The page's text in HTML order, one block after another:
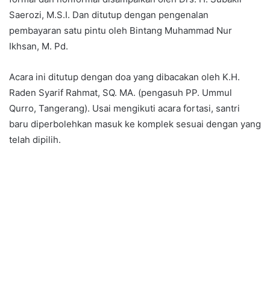
Saerozi, M.S.I. Dan ditutup dengan pengenalan
pembayaran satu pintu oleh Bintang Muhammad Nur
Ikhsan, M. Pd.
Acara ini ditutup dengan doa yang dibacakan oleh K.H.
Raden Syarif Rahmat, SQ. MA. (pengasuh PP. Ummul
Qurro, Tangerang). Usai mengikuti acara fortasi, santri
baru diperbolehkan masuk ke komplek sesuai dengan yang
telah dipilih.